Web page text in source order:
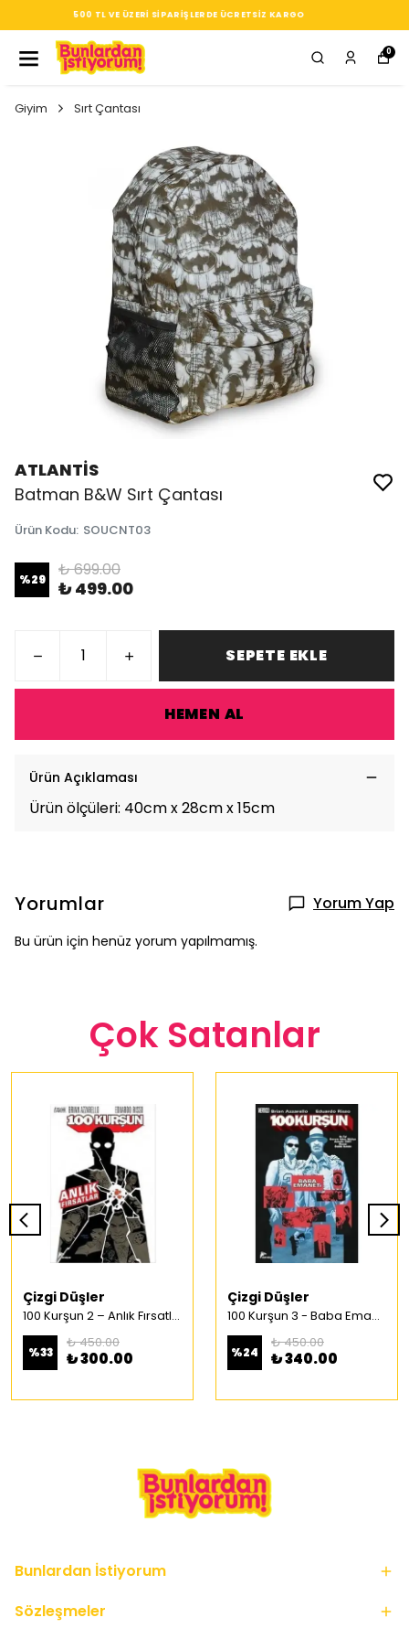
SEÇTIĞIN HER ÜRÜN, TARZINA DAIR KÜÇÜK BIR IMZA
0
Giyim Sırt Çantası
ATLANTİS
Batman B&W Sırt Çantası
Ürün Kodu: SOUCNT03
%29 ₺ 699.00
₺ 499.00
SEPETE EKLE
HEMEN AL
Ürün Açıklaması
Ürün ölçüleri: 40cm x 28cm x 15cm
Yorumlar Yorum Yap
Bu ürün için henüz yorum yapılmamış.
Çok Satanlar
Çizgi Düşler
100 Kurşun 2 – Anlık Fırsatlar Türkçe Çizgi Roman
%33
₺ 450.00
₺ 300.00
Çizgi Düşler
100 Kurşun 3 - Baba Emaneti Türkçe Çizgi Roman
%24
₺ 450.00
₺ 340.00
Bunlardan İstiyorum
Sözleşmeler